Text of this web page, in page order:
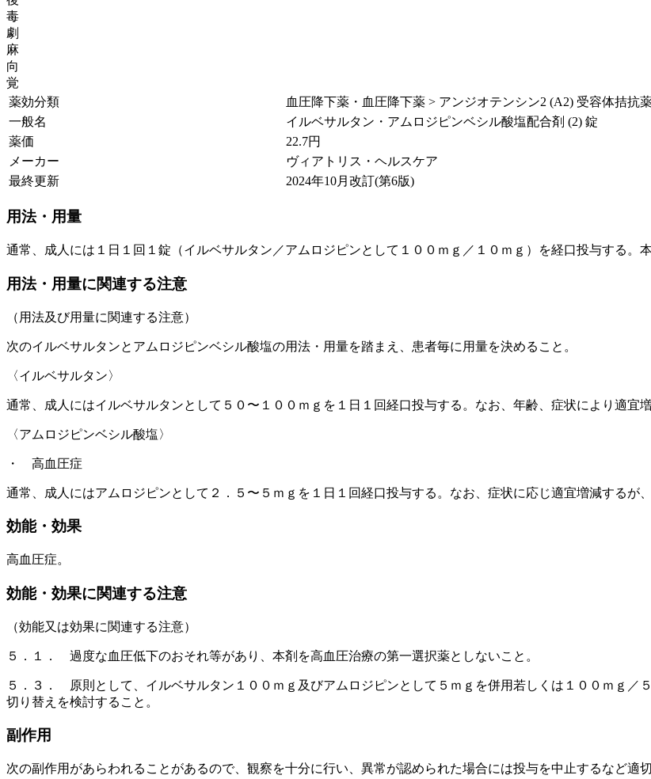
毒
劇
麻
向
覚
薬効分類
血圧降下薬・血圧降下薬 > アンジオテンシン2 (A2) 受容体拮抗
一般名
イルベサルタン・アムロジピンベシル酸塩配合剤 (2) 錠
薬価
22.7円
メーカー
ヴィアトリス・ヘルスケア
最終更新
2024年10月改訂(第6版)
用法・用量
通常、成人には１日１回１錠（イルベサルタン／アムロジピンとして１００ｍｇ／１０ｍｇ）を経口投与する。
用法・用量に関連する注意
（用法及び用量に関連する注意）
次のイルベサルタンとアムロジピンベシル酸塩の用法・用量を踏まえ、患者毎に用量を決めること。
〈イルベサルタン〉
通常、成人にはイルベサルタンとして５０〜１００ｍｇを１日１回経口投与する。なお、年齢、症状により適宜
〈アムロジピンベシル酸塩〉
・ 高血圧症
通常、成人にはアムロジピンとして２．５〜５ｍｇを１日１回経口投与する。なお、症状に応じ適宜増減するが
効能・効果
高血圧症。
効能・効果に関連する注意
（効能又は効果に関連する注意）
５．１． 過度な血圧低下のおそれ等があり、本剤を高血圧治療の第一選択薬としないこと。
５．３． 原則として、イルベサルタン１００ｍｇ及びアムロジピンとして５ｍｇを併用若しくは１００ｍｇ／
切り替えを検討すること。
副作用
次の副作用があらわれることがあるので、観察を十分に行い、異常が認められた場合には投与を中止するなど適